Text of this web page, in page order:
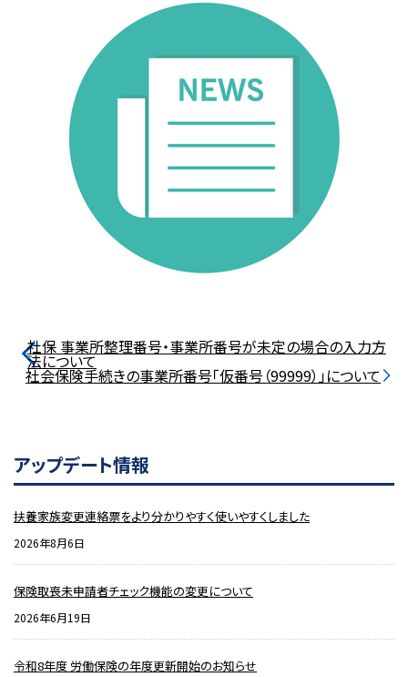
社保 事業所整理番号・事業所番号が未定の場合の入力方
法について
社会保険手続きの事業所番号「仮番号（99999）」について
アップデート情報
扶養家族変更連絡票をより分かりやすく使いやすくしました
2026年8月6日
保険取喪未申請者チェック機能の変更について
2026年6月19日
令和8年度 労働保険の年度更新開始のお知らせ